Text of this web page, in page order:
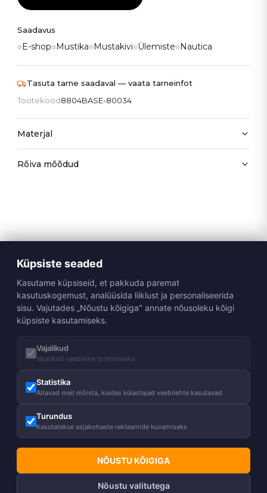
Saadavus
E-shop Mustika Mustakivi Ülemiste Nautica
Tasuta tarne saadaval — vaata tarneinfot
Tootekood8804BASE-80034
Materjal
Rõiva mõõdud
Küpsiste seaded
Kasutame küpsiseid, et pakkuda paremat
kasutuskogemust, analüüsida liiklust ja personaliseerida
sisu. Vajutades „Nõustu kõigiga" annate nõusoleku kõigi
küpsiste kasutamiseks.
Vajalikud
Vajalikud veebilehe toimimiseks
Statistika
Aitavad meil mõista, kuidas külastajad veebilehte kasutavad
Turundus
Kasutatakse asjakohaste reklaamide kuvamiseks
NÕUSTU KÕIGIGA
Nõustu valitutega